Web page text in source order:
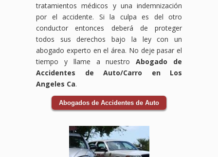
mantenimiento
o
por
parte
del
personal.
Nuestro
de
abogados
especializados
responsabilidad
locales
luchará
abogados
especializados
accidentes
de
tránsito
te
guiará
del
proceso
y se
encargará
de
negociar
respetados
y
el
apoyo
necesario
durante
aseguradoras
pueden
reducir
negar
tus
ocurrir
debido
negligencia
de
conductores
o
condiciones
en
la
vía,
consecuencias
pueden
equipo
de
expertos
en
accidentes
de
tránsito
de
todo
proceso
legal,
desde
el
dejan
a
trabajadores
enfrentando
dificultades
físicas
equipo
de
expertos
derecho
laboral
tratamientos médicos y una indemnización
por el accidente. Si la culpa es del otro
conductor entonces deberá de proteger
todos sus derechos bajo la ley con un
abogado experto en el área. No deje pasar el
tiempo y llame a nuestroAbogado de
Accidentes de Auto/Carro en Los
Angeles Ca.
Abogados de Accidentes de Auto